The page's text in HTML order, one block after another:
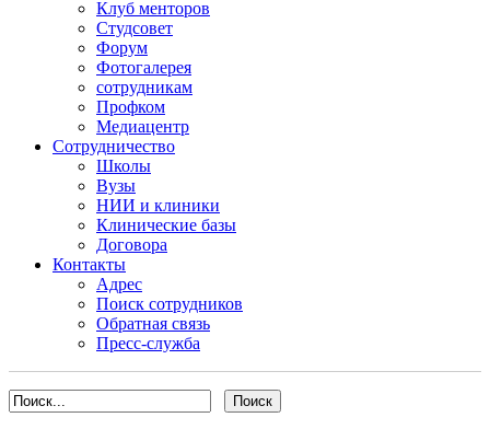
Клуб менторов
Студсовет
Форум
Фотогалерея
сотрудникам
Профком
Медиацентр
Сотрудничество
Школы
Вузы
НИИ и клиники
Клинические базы
Договора
Контакты
Адрес
Поиск сотрудников
Обратная связь
Пресс-служба